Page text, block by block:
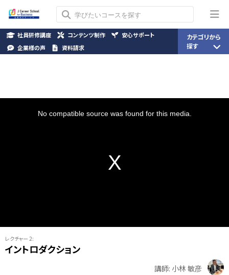
No compatible source was found for this media.
レクチャー 2:
イントロダクション
講師: 小林 敏彦
社員研修講座 コンテンツ制作
安心サポート
企業様の声
資料請求
カテゴリから
探す